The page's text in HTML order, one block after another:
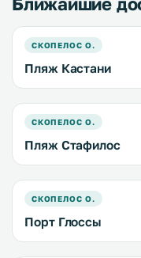
СКОПЕЛОС О.
Пляж Кастани
СКОПЕЛОС О.
Пляж Стафилос
СКОПЕЛОС О.
Порт Глоссы